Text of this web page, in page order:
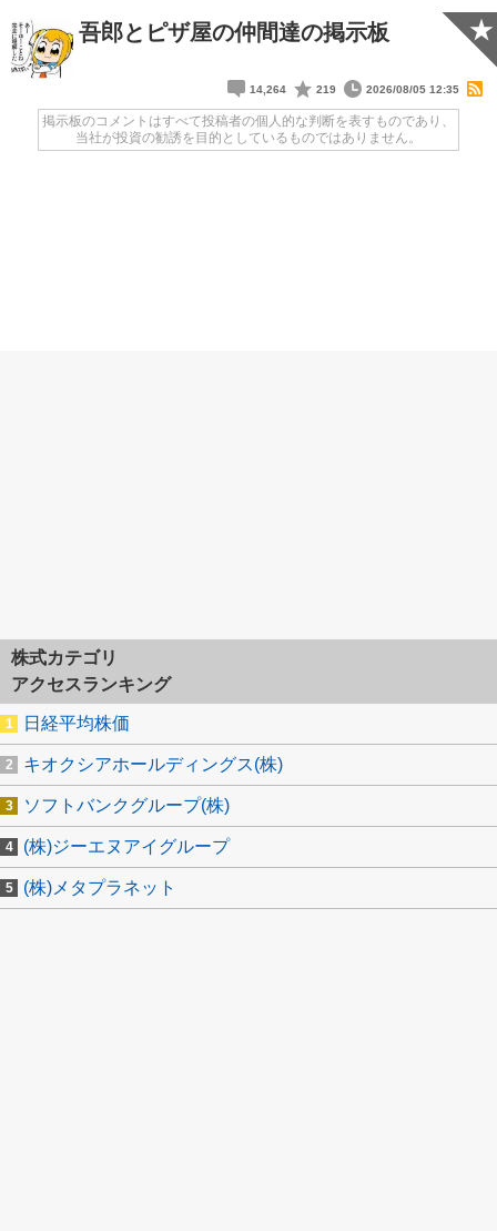
吾郎とピザ屋の仲間達の掲示板
14,264 219 2026/08/05 12:35
★
掲示板のコメントはすべて投稿者の個人的な判断を表すものであり、
当社が投資の勧誘を目的としているものではありません。
株式カテゴリ
アクセスランキング
日経平均株価
キオクシアホールディングス(株)
ソフトバンクグループ(株)
(株)ジーエヌアイグループ
(株)メタプラネット